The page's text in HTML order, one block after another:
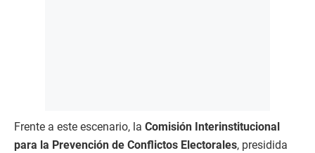
Frente a este escenario, la Comisión Interinstitucional
para la Prevención de Conflictos Electorales, presidida